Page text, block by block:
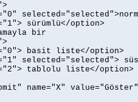
sürümlü</option>
bir
basit liste</option>
selected="selected">
tablolu liste</option>
name="X"